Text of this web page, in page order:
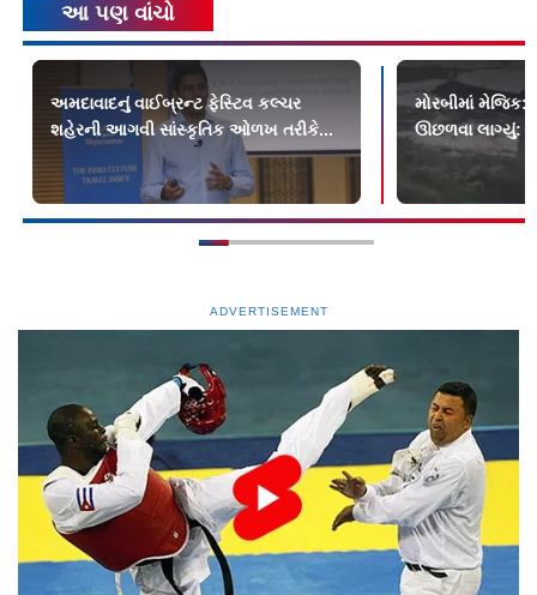
આ પણ વાંચો
અમદાવાદનું વાઈબ્રન્ટ ફેસ્ટિવ કલ્ચર
શહેરની આગવી સાંસ્કૃતિક ઓળખ તરીકે...
મોરબીમાં મેજિક:
ઊછળવા લાગ્યું:
ADVERTISEMENT